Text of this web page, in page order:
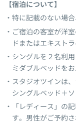
【宿泊について】
特に記載のない場
ご宿泊の客室が洋
ドまたはエキスト
シングルを２名利
ミダブルベッドを
スタジオツインは
シングルベッド＋
「レディース」の
す。男性がご予約